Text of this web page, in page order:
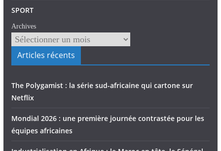
SPORT
Archives
Articles récents
The Polygamist : la série sud-africaine qui cartone sur
Netflix
Mondial 2026 : une première journée contrastée pour les
équipes africaines